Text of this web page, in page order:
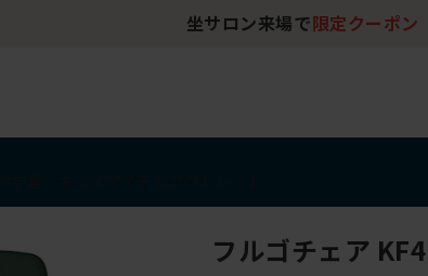
坐サロン来場で 限定クーポン
フルゴチェア